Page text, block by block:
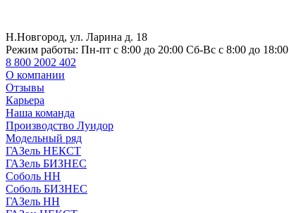
Н.Новгород, ул. Ларина д. 18
Режим работы: Пн-пт с 8:00 до 20:00 Сб-Вс с 8:00 до 18:00
8 800 2002 402
О компании
Отзывы
Карьера
Наша команда
Производство Луидор
Модельный ряд
ГАЗель НЕКСТ
ГАЗель БИЗНЕС
Соболь НН
Соболь БИЗНЕС
ГАЗель НН